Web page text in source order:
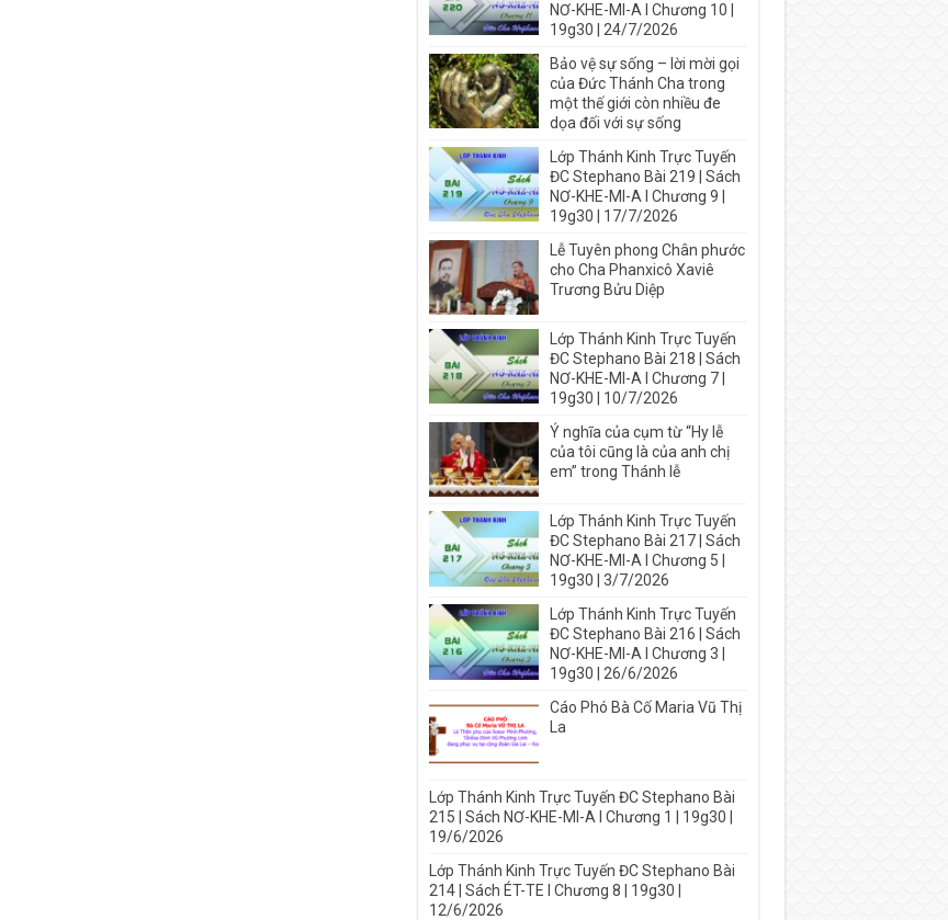
NƠ-KHE-MI-A I Chương 10 |
19g30 | 24/7/2026
Bảo vệ sự sống – lời mời gọi
của Đức Thánh Cha trong
một thế giới còn nhiều đe
dọa đối với sự sống
Lớp Thánh Kinh Trực Tuyến
ĐC Stephano Bài 219 | Sách
NƠ-KHE-MI-A I Chương 9 |
19g30 | 17/7/2026
Lễ Tuyên phong Chân phước
cho Cha Phanxicô Xaviê
Trương Bửu Diệp
Lớp Thánh Kinh Trực Tuyến
ĐC Stephano Bài 218 | Sách
NƠ-KHE-MI-A I Chương 7 |
19g30 | 10/7/2026
Ý nghĩa của cụm từ “Hy lễ
của tôi cũng là của anh chị
em” trong Thánh lễ
Lớp Thánh Kinh Trực Tuyến
ĐC Stephano Bài 217 | Sách
NƠ-KHE-MI-A I Chương 5 |
19g30 | 3/7/2026
Lớp Thánh Kinh Trực Tuyến
ĐC Stephano Bài 216 | Sách
NƠ-KHE-MI-A I Chương 3 |
19g30 | 26/6/2026
Cáo Phó Bà Cố Maria Vũ Thị
La
Lớp Thánh Kinh Trực Tuyến ĐC Stephano Bài
215 | Sách NƠ-KHE-MI-A I Chương 1 | 19g30 |
19/6/2026
Lớp Thánh Kinh Trực Tuyến ĐC Stephano Bài
214 | Sách ÉT-TE I Chương 8 | 19g30 |
12/6/2026